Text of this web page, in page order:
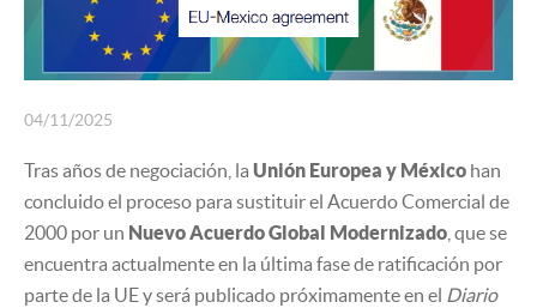
SEGUROS
04/11/2025
Tras años de negociación, la Unión Europea y México han
concluido el proceso para sustituir el Acuerdo Comercial de
2000 por un Nuevo Acuerdo Global Modernizado , que se
encuentra actualmente en la última fase de ratificación por
parte de la UE y será publicado próximamente en el Diario